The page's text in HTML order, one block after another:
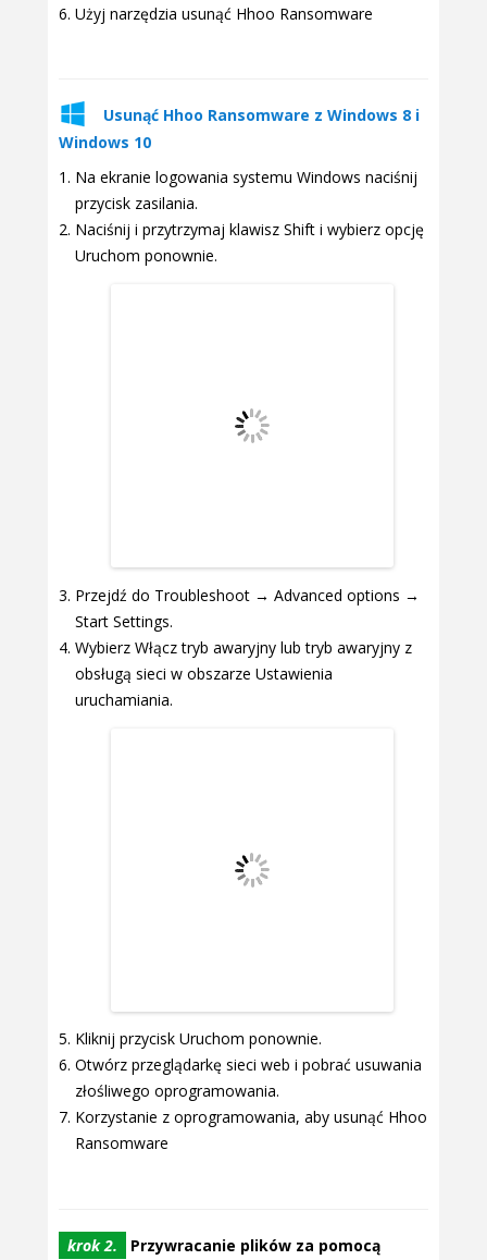
Użyj narzędzia usunąć Hhoo Ransomware
Usunąć Hhoo Ransomware z Windows 8 i
Windows 10
Na ekranie logowania systemu Windows naciśnij
przycisk zasilania.
Naciśnij i przytrzymaj klawisz Shift i wybierz opcję
Uruchom ponownie.
Przejdź do Troubleshoot → Advanced options →
Start Settings.
Wybierz Włącz tryb awaryjny lub tryb awaryjny z
obsługą sieci w obszarze Ustawienia
uruchamiania.
Kliknij przycisk Uruchom ponownie.
Otwórz przeglądarkę sieci web i pobrać usuwania
złośliwego oprogramowania.
Korzystanie z oprogramowania, aby usunąć Hhoo
Ransomware
krok 2.
Przywracanie plików za pomocą